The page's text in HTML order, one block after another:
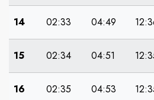
14 02:33 04:49
15 02:34 04:51
16 02:35 04:53